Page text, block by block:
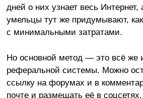
дней о них узнает весь Интернет,
умельцы тут же придумывают,
с минимальными затратами.
Но основной метод — это всё же
реферальной системы. Можно
ссылку на форумах и в
почте и размещать её в